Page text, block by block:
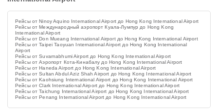
Рейсы от Ninoy Aquino International Airport до Hong Kong International Airport
Рейсы от Международный аэропорт Куала-Лумпур до Hong Kong
International Airport
Рейсы от Don Mueang International Airport до Hong Kong International Airport
Рейсы от Taipei Taoyuan International Airport до Hong Kong International
Airport
Рейсы от Suvarnabhumi Airport до Hong Kong International Airport
Рейсы от Аэропорт Кота-Кинабалу до Hong Kong International Airport
Рейсы от Haneda Airport до Hong Kong International Airport
Рейсы от Sultan Abdul Aziz Shah Airport до Hong Kong International Airport
Рейсы от Kaohsiung International Airport до Hong Kong International Airport
Рейсы от Clark International Airport до Hong Kong International Airport
Рейсы от Taichung International Airport до Hong Kong International Airport
Рейсы от Penang International Airport до Hong Kong International Airport